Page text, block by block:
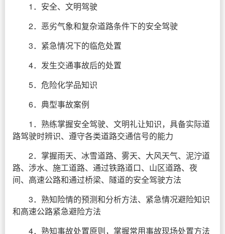
1．安全、文明驾驶
2．恶劣气象和复杂道路条件下的安全驾驶
3．紧急情况下的临危处置
4．发生交通事故后的处置
5．危险化学品知识
6．典型事故案例
1．熟练掌握安全驾驶、文明礼让知识，具备实际道
路驾驶时辨识、遵守各类道路交通信号的能力
2．掌握雨天、冰雪道路、雾天、大风天气、泥泞道
路、涉水、施工道路、通过铁路道口、山区道路、夜
间、高速公路和通过桥梁、隧道的安全驾驶方法
3．熟知险情的预测和分析方法、紧急情况避险知识
和高速公路紧急避险方法
4．熟知事故处置原则，掌握常用事故现场处置方法